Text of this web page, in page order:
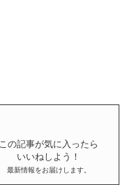
この記事が気に入ったら
いいねしよう！
最新情報をお届けします。